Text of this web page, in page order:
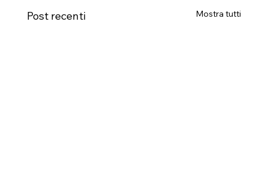
Post recenti Mostra tutti